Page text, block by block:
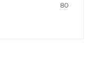
80